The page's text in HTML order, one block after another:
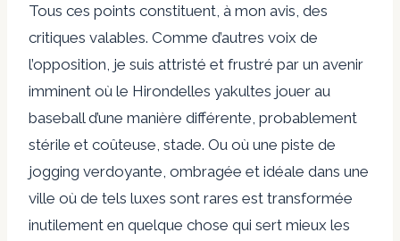
Tous ces points constituent, à mon avis, des
critiques valables. Comme d’autres voix de
l’opposition, je suis attristé et frustré par un avenir
imminent où le Hirondelles yakultes jouer au
baseball d’une manière différente, probablement
stérile et coûteuse, stade. Ou où une piste de
jogging verdoyante, ombragée et idéale dans une
ville où de tels luxes sont rares est transformée
inutilement en quelque chose qui sert mieux les